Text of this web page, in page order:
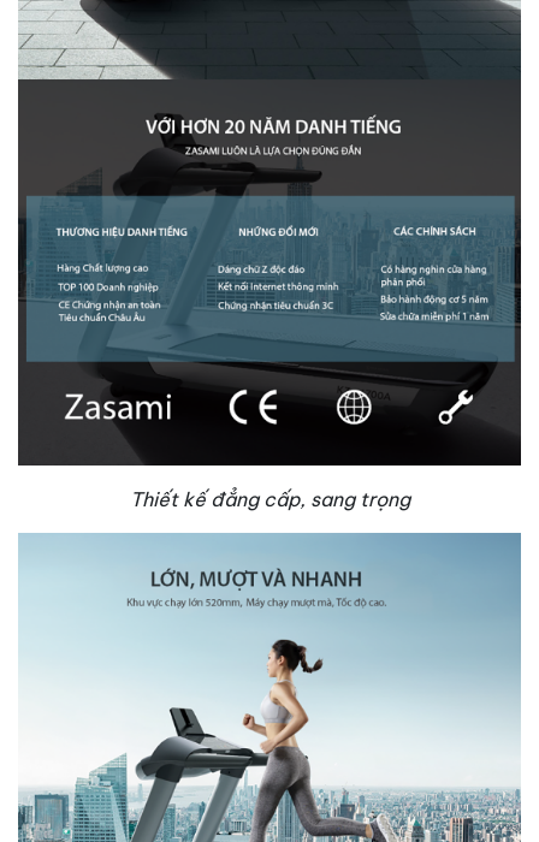
Thiết kế đẳng cấp, sang trọng